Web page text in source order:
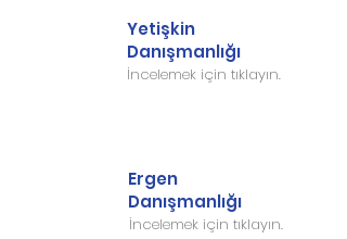
Yetişkin
Danışmanlığı
İncelemek için tıklayın.
Ergen
Danışmanlığı
İncelemek için tıklayın.